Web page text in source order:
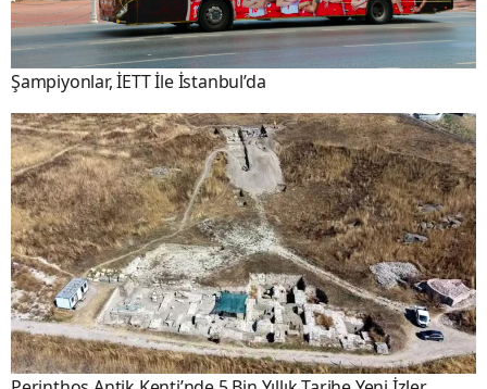
Şampiyonlar, İETT İle İstanbul’da